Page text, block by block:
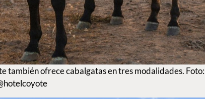
también ofrece cabalgatas en tres modalidades. Foto: